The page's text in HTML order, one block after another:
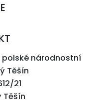
národnostní
Těšín
21
Těšín